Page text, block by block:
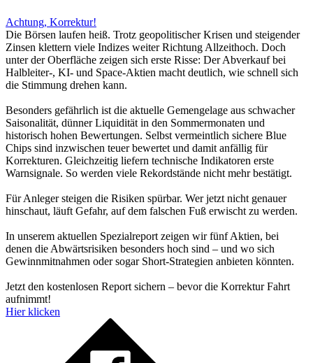
Achtung, Korrektur!
Die Börsen laufen heiß. Trotz geopolitischer Krisen und steigender
Zinsen klettern viele Indizes weiter Richtung Allzeithoch. Doch
unter der Oberfläche zeigen sich erste Risse: Der Abverkauf bei
Halbleiter-, KI- und Space-Aktien macht deutlich, wie schnell sich
die Stimmung drehen kann.
Besonders gefährlich ist die aktuelle Gemengelage aus schwacher
Saisonalität, dünner Liquidität in den Sommermonaten und
historisch hohen Bewertungen. Selbst vermeintlich sichere Blue
Chips sind inzwischen teuer bewertet und damit anfällig für
Korrekturen. Gleichzeitig liefern technische Indikatoren erste
Warnsignale. So werden viele Rekordstände nicht mehr bestätigt.
Für Anleger steigen die Risiken spürbar. Wer jetzt nicht genauer
hinschaut, läuft Gefahr, auf dem falschen Fuß erwischt zu werden.
In unserem aktuellen Spezialreport zeigen wir fünf Aktien, bei
denen die Abwärtsrisiken besonders hoch sind – und wo sich
Gewinnmitnahmen oder sogar Short-Strategien anbieten könnten.
Jetzt den kostenlosen Report sichern – bevor die Korrektur Fahrt
aufnimmt!
Hier klicken